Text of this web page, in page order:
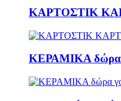
ΚΑΡΤΟΣΤΙΚ
ΚΕΡΑΜΙΚΑ δώρα